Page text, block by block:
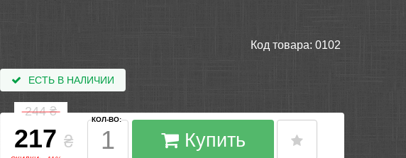
Код товара: 0102
ЕСТЬ В НАЛИЧИИ
244₴
217 ₴
КОЛ-ВО:
Купить